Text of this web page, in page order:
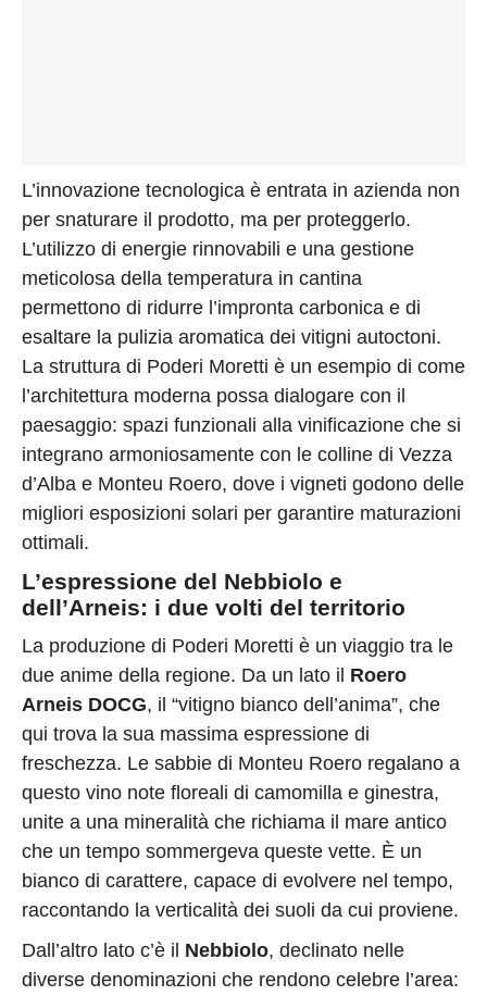
L’innovazione tecnologica è entrata in azienda non
per snaturare il prodotto, ma per proteggerlo.
L’utilizzo di energie rinnovabili e una gestione
meticolosa della temperatura in cantina
permettono di ridurre l’impronta carbonica e di
esaltare la pulizia aromatica dei vitigni autoctoni.
La struttura di Poderi Moretti è un esempio di come
l’architettura moderna possa dialogare con il
paesaggio: spazi funzionali alla vinificazione che si
integrano armoniosamente con le colline di Vezza
d’Alba e Monteu Roero, dove i vigneti godono delle
migliori esposizioni solari per garantire maturazioni
ottimali.
L’espressione del Nebbiolo e
dell’Arneis: i due volti del territorio
La produzione di Poderi Moretti è un viaggio tra le
due anime della regione. Da un lato il Roero
Arneis DOCG, il “vitigno bianco dell’anima”, che
qui trova la sua massima espressione di
freschezza. Le sabbie di Monteu Roero regalano a
questo vino note floreali di camomilla e ginestra,
unite a una mineralità che richiama il mare antico
che un tempo sommergeva queste vette. È un
bianco di carattere, capace di evolvere nel tempo,
raccontando la verticalità dei suoli da cui proviene.
Dall’altro lato c’è il Nebbiolo, declinato nelle
diverse denominazioni che rendono celebre l’area: